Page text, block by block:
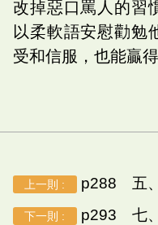
改掉惡口罵人的習
以柔軟語安慰勸勉
受和信服，也能贏
上一則 : p288 五
下一則 : p293 七